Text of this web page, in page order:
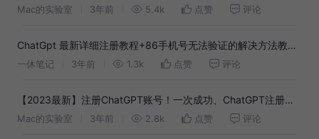
Mac的实验室 3年前 5.4k 点赞 评论
ChatGpt 最新详细注册教程+86手机号无法验证的解决方法教程
分享
一休笔记 3年前 1.3k 点赞 评论
【2023最新】注册ChatGPT账号！一次成功、ChatGPT注册教
程！在国内也可以轻松注册 ChatGPT 和 OpenAI｜解决海外手机
Mac的实验室 3年前 2.8k 点赞 评论